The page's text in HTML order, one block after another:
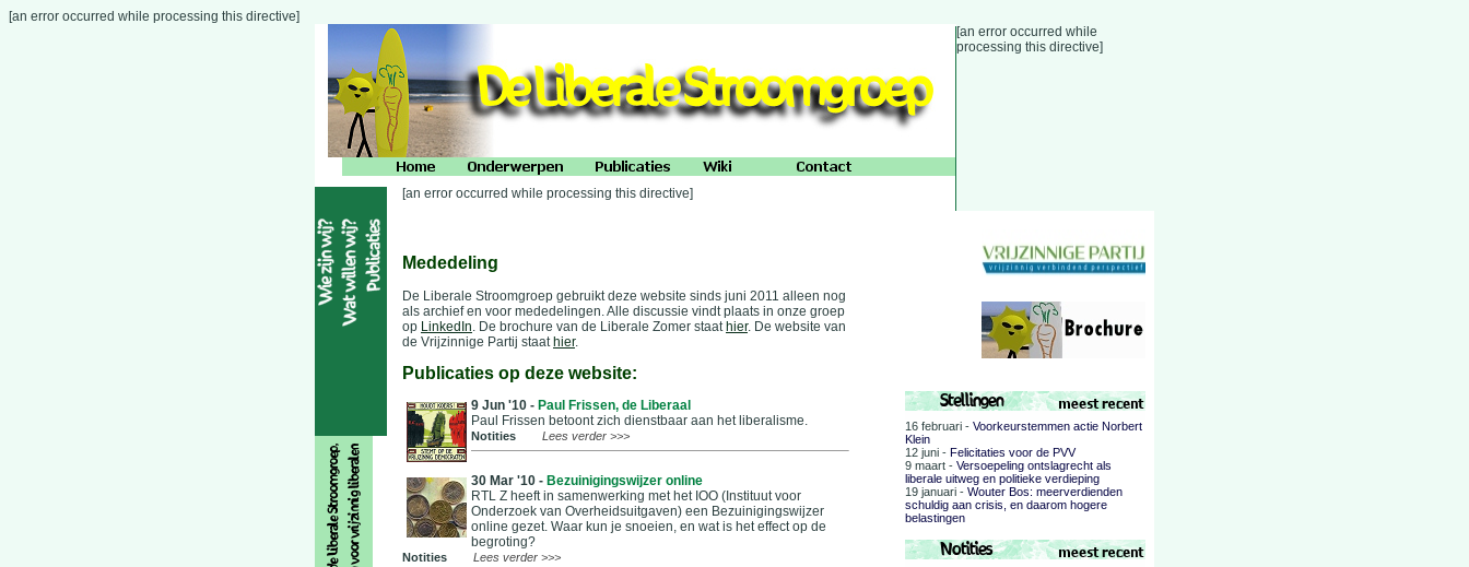
[an error occurred while processing this directive]
[an error occurred while
processing this directive]
[an error occurred while processing this directive]
Mededeling
De Liberale Stroomgroep gebruikt deze website sinds juni 2011 alleen nog
als archief en voor mededelingen. Alle discussie vindt plaats in onze groep
op LinkedIn . De brochure van de Liberale Zomer staat hier. De website van
de Vrijzinnige Partij staat hier.
Publicaties op deze website:
9 Jun '10 - Paul Frissen, de Liberaal
Paul Frissen betoont zich dienstbaar aan het liberalisme.
Notities Lees verder >>>
30 Mar '10 - Bezuinigingswijzer online
RTL Z heeft in samenwerking met het IOO (Instituut voor
Onderzoek van Overheidsuitgaven) een Bezuinigingswijzer
online gezet. Waar kun je snoeien, en wat is het effect op de
begroting?
Notities Lees verder >>>
16 februari - Voorkeurstemmen actie Norbert
Klein
12 juni - Felicitaties voor de PVV
9 maart - Versoepeling ontslagrecht als
liberale uitweg en politieke verdieping
19 januari - Wouter Bos: meerverdienden
schuldig aan crisis, en daarom hogere
belastingen